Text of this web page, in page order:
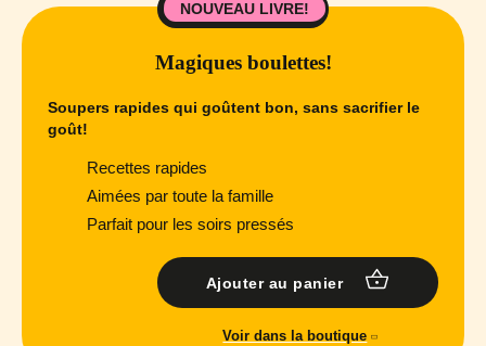
NOUVEAU LIVRE!
Magiques boulettes!
Soupers rapides qui goûtent bon, sans sacrifier le
goût!
Recettes rapides
Aimées par toute la famille
Parfait pour les soirs pressés
Ajouter au panier
Voir dans la boutique